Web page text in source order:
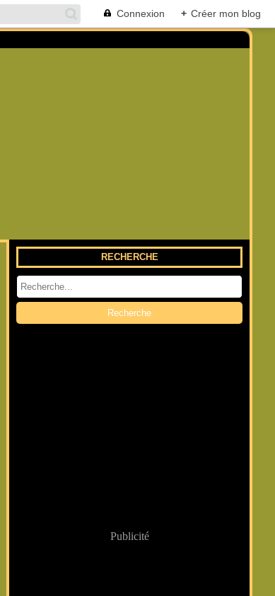
Connexion + Créer mon blog
RECHERCHE
Publicité